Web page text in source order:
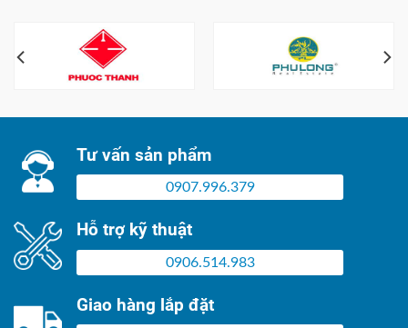
Tư vấn sản phẩm
0907.996.379
Hỗ trợ kỹ thuật
0906.514.983
Giao hàng lắp đặt